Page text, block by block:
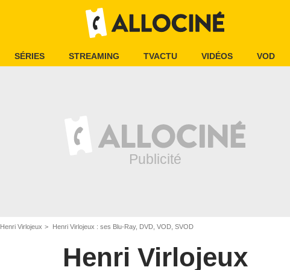
SÉRIES STREAMING TVACTU VIDÉOS VOD
Henri Virlojeux Henri Virlojeux : ses Blu-Ray, DVD, VOD, SVOD
Henri Virlojeux